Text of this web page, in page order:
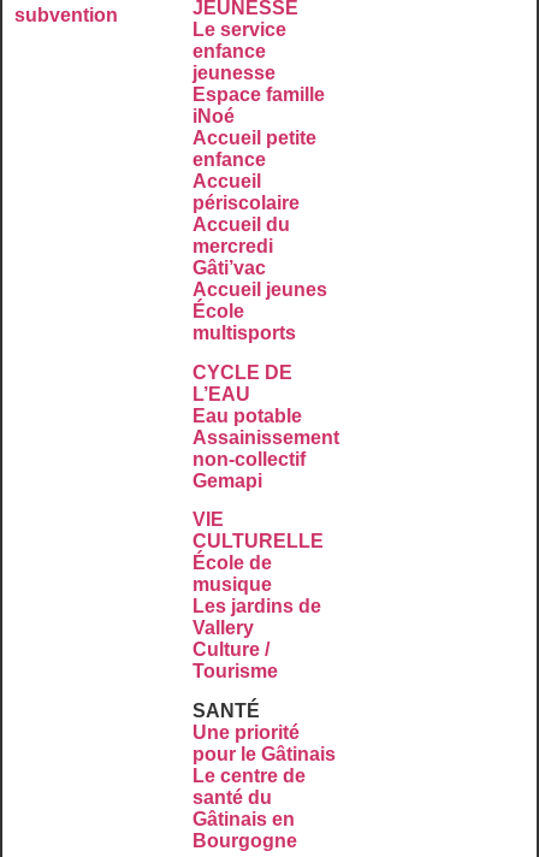
subvention
JEUNESSE
Le service
enfance
jeunesse
Espace famille
iNoé
Accueil petite
enfance
Accueil
périscolaire
Accueil du
mercredi
Gâti’vac
Accueil jeunes
École
multisports
CYCLE DE
L’EAU
Eau potable
Assainissement
non-collectif
Gemapi
VIE
CULTURELLE
École de
musique
Les jardins de
Vallery
Culture /
Tourisme
SANTÉ
Une priorité
pour le Gâtinais
Le centre de
santé du
Gâtinais en
Bourgogne